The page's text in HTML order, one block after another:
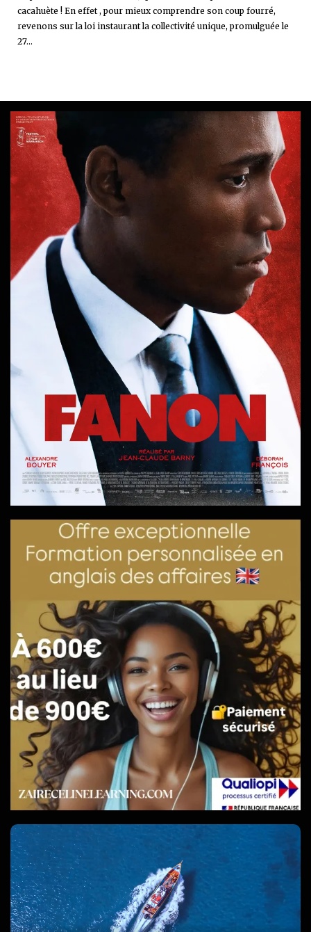
cacahuète ! En effet , pour mieux comprendre son coup fourré,
revenons sur la loi instaurant la collectivité unique, promulguée le
27...